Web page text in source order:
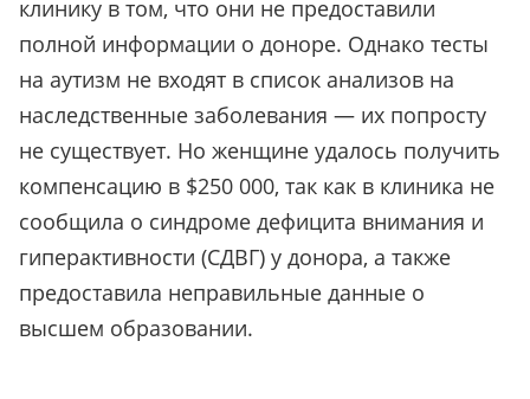
клинику в том, что они не предоставили
полной информации о доноре. Однако тесты
на аутизм не входят в список анализов на
наследственные заболевания — их попросту
не существует. Но женщине удалось получить
компенсацию в $250 000, так как в клиника не
сообщила о синдроме дефицита внимания и
гиперактивности (СДВГ) у донора, а также
предоставила неправильные данные о
высшем образовании.